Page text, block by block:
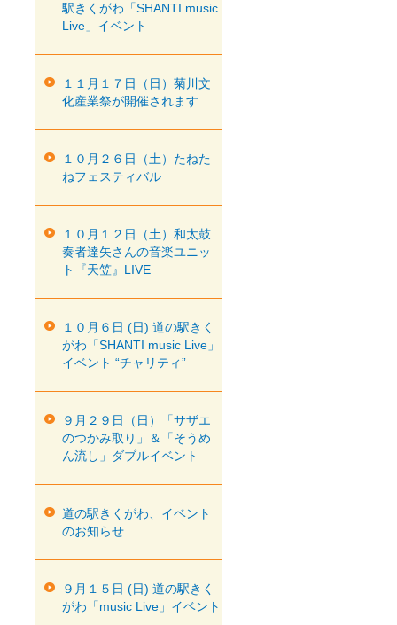
駅きくがわ「SHANTI music
Live」イベント
１１月１７日（日）菊川文
化産業祭が開催されます
１０月２６日（土）たねた
ねフェスティバル
１０月１２日（土）和太鼓
奏者達矢さんの音楽ユニッ
ト『天笠』LIVE
１０月６日 (日) 道の駅きく
がわ「SHANTI music Live」
イベント “チャリティ”
９月２９日（日）「サザエ
のつかみ取り」＆「そうめ
ん流し」ダブルイベント
道の駅きくがわ、イベント
のお知らせ
９月１５日 (日) 道の駅きく
がわ「music Live」イベント